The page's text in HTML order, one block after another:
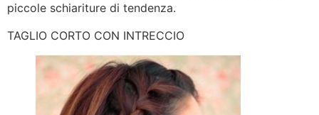
piccole schiariture di tendenza.
TAGLIO CORTO CON INTRECCIO